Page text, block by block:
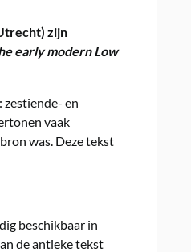
zijn
early modern Low
en
vaak
was. Deze tekst
beschikbaar in
de antieke tekst